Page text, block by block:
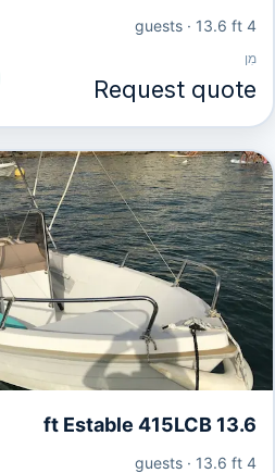
4 guests
· 13.6 ft
מִן
Request quote
13.6 ft Estable 415LCB
4 guests
· 13.6 ft